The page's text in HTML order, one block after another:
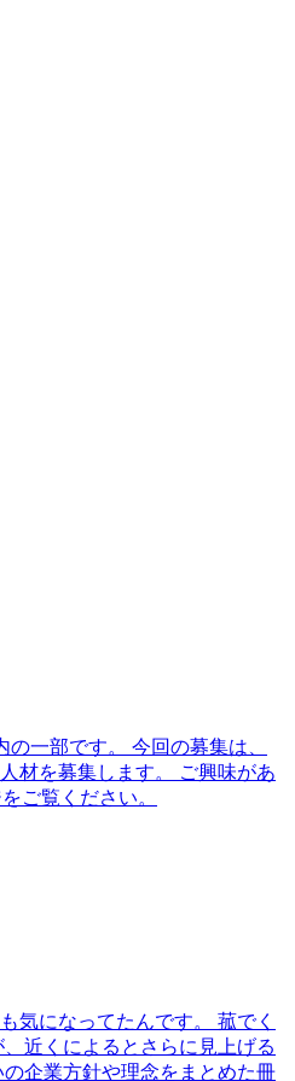
一部です。 今回の募集は、
材を募集します。 ご興味があ
ご覧ください。
気になってたんです。 菰でく
近くによるとさらに見上げる
企業方針や理念をまとめた冊